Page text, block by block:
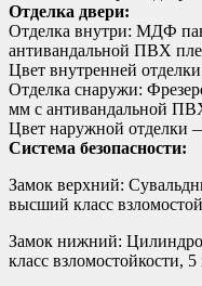
Отделка двери:
Отделка внутри: МДФ
антивандальной ПВХ
Цвет внутренней
Отделка снаружи:
мм с антивандальной
Цвет наружной отделки
Система безопасности:
Замок верхний:
высший класс
Замок нижний:
класс взломостойкости,